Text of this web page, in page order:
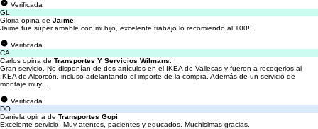
Verificada
GL
Gloria opina de Jaime:
Jaime fue súper amable con mi hijo, excelente trabajo lo recomiendo al 100!!!
Verificada
CA
Carlos opina de Transportes Y Servicios Wilmans:
Gran servicio. No disponían de dos artículos en el IKEA de Vallecas y fueron a recogerlos al
IKEA de Alcorcón, incluso adelantando el importe de la compra. Además de un servicio de
montaje muy...
Verificada
DO
Daniela opina de Transportes Gopi:
Excelente servicio. Muy atentos, pacientes y educados. Muchisimas gracias.